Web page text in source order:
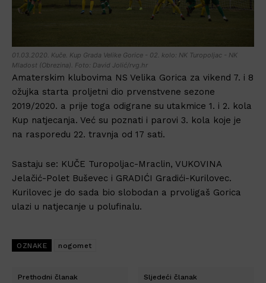
01.03.2020. Kuče. Kup Grada Velike Gorice - 02. kolo: NK Turopoljac - NK
Mladost (Obrezina). Foto: David Jolić/rvg.hr
Amaterskim klubovima NS Velika Gorica za vikend 7. i 8
ožujka starta proljetni dio prvenstvene sezone
2019/2020. a prije toga odigrane su utakmice 1. i 2. kola
Kup natjecanja. Već su poznati i parovi 3. kola koje je
na rasporedu 22. travnja od 17 sati.
Sastaju se: KUČE Turopoljac-Mraclin, VUKOVINA
Jelačić-Polet Buševec i GRADIĆI Gradići-Kurilovec.
Kurilovec je do sada bio slobodan a prvoligaš Gorica
ulazi u natjecanje u polufinalu.
OZNAKE nogomet
Prethodni članak Sljedeći članak